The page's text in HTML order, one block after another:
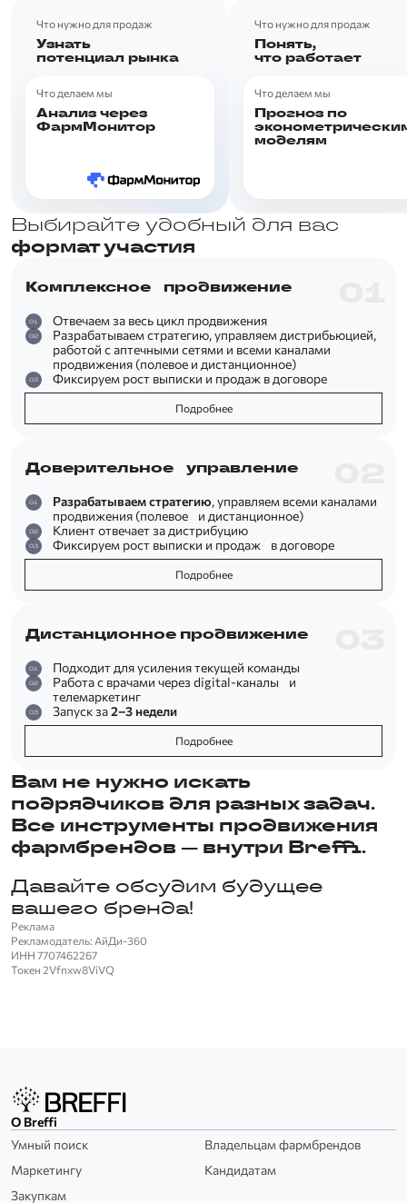
Что нужно для продаж
Узнать
потенциал рынка
Что делаем мы
Анализ через
ФармМонитор
Что нужно для продаж
Понять,
что работает
Что делаем мы
Прогноз по
моделям
Выбирайте удобный для вас
формат участия
Комплексное продвижение
Отвечаем за весь цикл продвижения
Разрабатываем стратегию, управляем дистрибьюцией,
работой с аптечными сетями и всеми каналами
продвижения (полевое и дистанционное)
Фиксируем рост выписки и продаж в договоре
Подробнее
Доверительное управление
Разрабатываем стратегию, управляем всеми каналами
продвижения (полевое и дистанционное)
Клиент отвечает за дистрибуцию
Фиксируем рост выписки и продаж в договоре
Подробнее
Дистанционное продвижение
Подходит для усиления текущей команды
Работа с врачами через digital-каналы и
телемаркетинг
Запуск за2–3 недели
Подробнее
Вам не нужно искать
подрядчиков для разных задач.
Все инструменты продвижения
фармбрендов — внутри Breffi.
Давайте обсудим будущее
вашего бренда!
Реклама
Рекламодатель: АйДи-360
ИНН 7707462267
Токен 2Vfnxw8ViVQ
O Breffi
Умный поиск
Владельцам фармбрендов
Маркетингу
Кандидатам
Закупкам